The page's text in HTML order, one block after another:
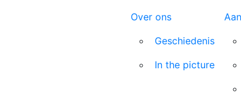
Over ons
Geschiedenis
In the picture